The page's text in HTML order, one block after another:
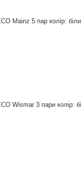
Mainz 5 пар колір:
Wismar 3 пари колір: